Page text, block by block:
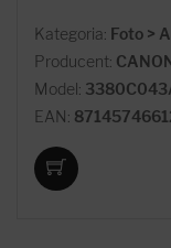
Kategoria: Foto >
Producent:
Model:
EAN: